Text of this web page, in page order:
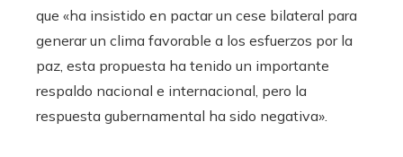
que «ha insistido en pactar un cese bilateral para
generar un clima favorable a los esfuerzos por la
paz, esta propuesta ha tenido un importante
respaldo nacional e internacional, pero la
respuesta gubernamental ha sido negativa».